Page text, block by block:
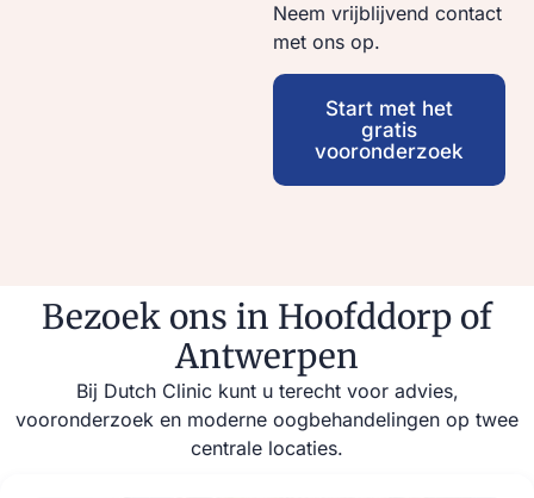
Neem vrijblijvend contact
met ons op.
Start met het
gratis
vooronderzoek
Bezoek ons in Hoofddorp of
Antwerpen
Bij Dutch Clinic kunt u terecht voor advies,
vooronderzoek en moderne oogbehandelingen op twee
centrale locaties.